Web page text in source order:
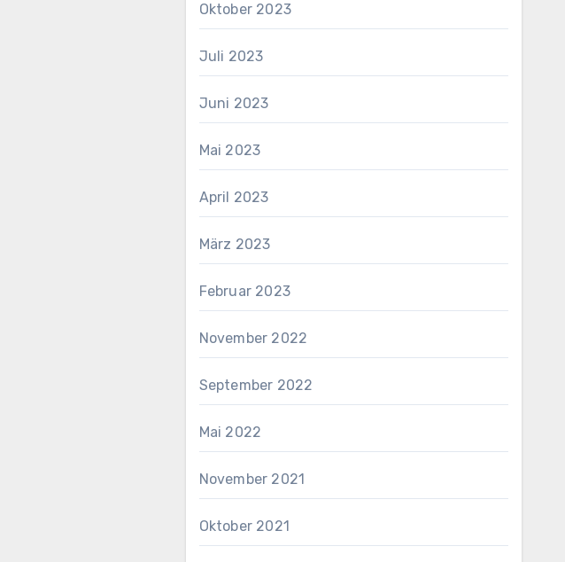
Oktober 2023
Juli 2023
Juni 2023
Mai 2023
April 2023
März 2023
Februar 2023
November 2022
September 2022
Mai 2022
November 2021
Oktober 2021